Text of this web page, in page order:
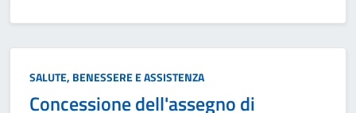
Categoria:
SALUTE, BENESSERE E ASSISTENZA
Concessione dell'assegno di